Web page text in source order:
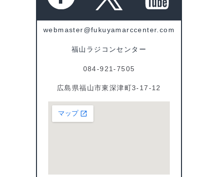
k
i
t g
t
webmaster@fukuyamarccenter.com
福山ラジコンセンター
084-921-7505
広島県福山市東深津町3-17-12